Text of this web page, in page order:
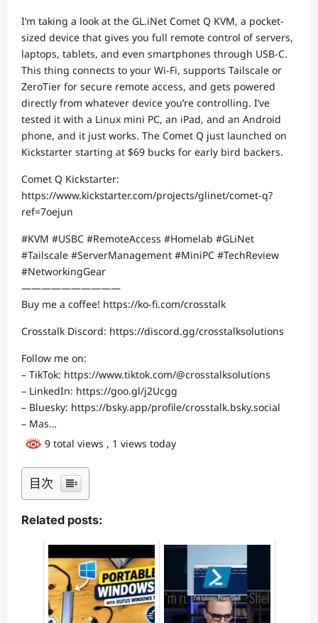
I’m taking a look at the GL.iNet Comet Q KVM, a pocket-
sized device that gives you full remote control of servers,
laptops, tablets, and even smartphones through USB-C.
This thing connects to your Wi-Fi, supports Tailscale or
ZeroTier for secure remote access, and gets powered
directly from whatever device you’re controlling. I’ve
tested it with a Linux mini PC, an iPad, and an Android
phone, and it just works. The Comet Q just launched on
Kickstarter starting at $69 bucks for early bird backers.
Comet Q Kickstarter:
https://www.kickstarter.com/projects/glinet/comet-q?
ref=7oejun
#KVM #USBC #RemoteAccess #Homelab #GLiNet
#Tailscale #ServerManagement #MiniPC #TechReview
#NetworkingGear
——————————
Buy me a coffee! https://ko-fi.com/crosstalk
Crosstalk Discord: https://discord.gg/crosstalksolutions
Follow me on:
– TikTok: https://www.tiktok.com/@crosstalksolutions
– LinkedIn: https://goo.gl/j2Ucgg
– Bluesky: https://bsky.app/profile/crosstalk.bsky.social
– Mas…
9 total views , 1 views today
目次
Related posts: